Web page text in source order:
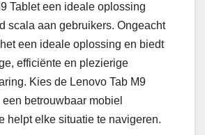
Tablet een ideale oplossing
scala aan gebruikers. Ongeacht
een ideale oplossing en biedt
efficiënte en plezierige
Kies de Lenovo Tab M9
betrouwbaar mobiel
helpt elke situatie te navigeren.